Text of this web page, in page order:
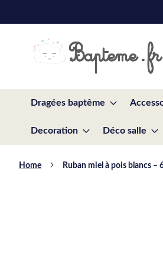
to
Dragées baptême
Decoration Déco salle
Home Ruban miel à pois blancs –